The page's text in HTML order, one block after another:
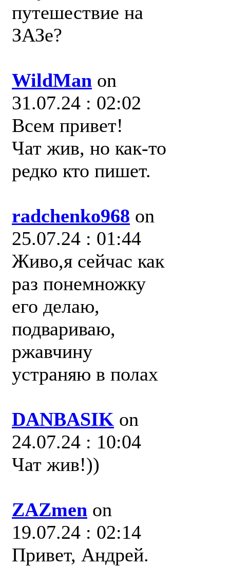
путешествие на
ЗАЗе?
WildMan on
31.07.24 : 02:02
Всем привет!
Чат жив, но как-то
редко кто пишет.
radchenko968 on
25.07.24 : 01:44
Живо,я сейчас как
раз понемножку
его делаю,
подвариваю,
ржавчину
устраняю в полах
DANBASIK on
24.07.24 : 10:04
Чат жив!))
ZAZmen on
19.07.24 : 02:14
Привет, Андрей.